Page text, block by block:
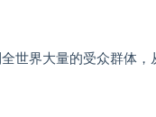
世界大量的受众群体，